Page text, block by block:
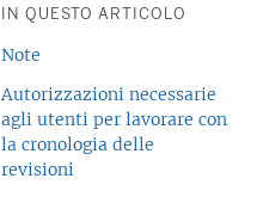
IN QUESTO ARTICOLO
Note
Autorizzazioni necessarie
agli utenti per lavorare con
la cronologia delle
revisioni